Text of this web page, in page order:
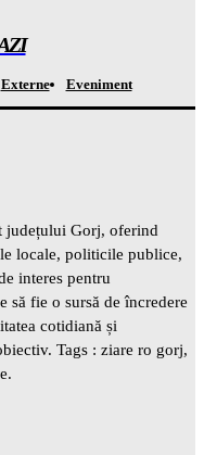
Externe Eveniment
județului Gorj, oferind
locale, politicile publice,
interes pentru
să fie o sursă de încredere
cotidiană și
Tags : ziare ro gorj,